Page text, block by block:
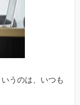
うのは、いつも